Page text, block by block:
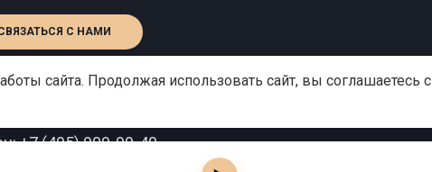
С НАМИ
+7 (495) 909-99-40
сайта. Продолжая использовать сайт, вы соглашаетесь с